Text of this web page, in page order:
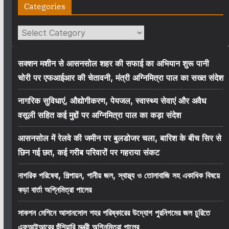
Categories
Categories
सक्शन मशीन से आसनसोल शहर की सफाई का अभियान शुरू पानी
चोरी पर एफआईआर की चेतावनी, मंत्री अग्निमित्रा पाल का सख्त संदेश
नागरिक सुविधाएं, औद्योगीकरण, पेयजल, स्वास्थ्य सेवाएं और अवैध
वसूली सहित कई मुद्दों पर अग्निमित्रा पाल का कड़ा संदेश
आसनसोल में रेलवे की जमीन पर बुलडोजर चला, बारिश के बीच सिर से
छिन गई छत, कई गरीब परिवारों पर गहराया संकट
নাগরিক পরিষেবা, শিল্পায়ন, পানীয় জল, স্বাস্থ্য ও তোলাবাজি সহ একাধিক বিষয়ে
কড়া বার্তা অগ্নিমিত্রা পালের
সাকশন মেশিনে আসানসোল শহর পরিষ্কারের উদ্যোগ পুরনিগমের জল চুরিতে
এফআইআরের হুঁশিয়ারি মন্ত্রী অগ্নিমিত্রা পালের